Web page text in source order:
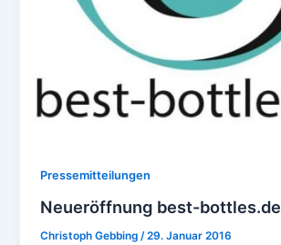
Pressemitteilungen
Neueröffnung best-bottles.de
Christoph Gebbing/29. Januar 2016